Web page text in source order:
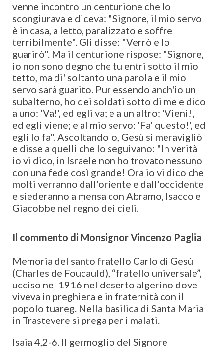
venne incontro un centurione che lo
scongiurava e diceva: "Signore, il mio servo
è in casa, a letto, paralizzato e soffre
terribilmente". Gli disse: "Verrò e lo
guarirò". Ma il centurione rispose: "Signore,
io non sono degno che tu entri sotto il mio
tetto, ma di' soltanto una parola e il mio
servo sarà guarito. Pur essendo anch'io un
subalterno, ho dei soldati sotto di me e dico
a uno: 'Va!', ed egli va; e a un altro: 'Vieni!',
ed egli viene; e al mio servo: 'Fa' questo!', ed
egli lo fa". Ascoltandolo, Gesù si meravigliò
e disse a quelli che lo seguivano: "In verità
io vi dico, in Israele non ho trovato nessuno
con una fede così grande! Ora io vi dico che
molti verranno dall'oriente e dall'occidente
e siederanno a mensa con Abramo, Isacco e
Giacobbe nel regno dei cieli.
Il commento di Monsignor Vincenzo Paglia
Memoria del santo fratello Carlo di Gesù
(Charles de Foucauld), “fratello universale”,
ucciso nel 1916 nel deserto algerino dove
viveva in preghiera e in fraternità con il
popolo tuareg. Nella basilica di Santa Maria
in Trastevere si prega per i malati.
Isaia 4,2-6. Il germoglio del Signore